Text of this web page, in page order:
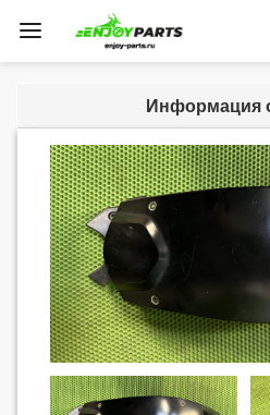
Toggle
navigation
Информация